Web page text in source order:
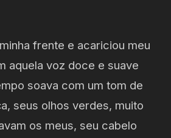
frente e acariciou meu
aquela voz doce e suave
soava com um tom de
seus olhos verdes, muito
os meus, seu cabelo